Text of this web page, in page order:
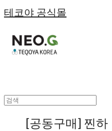
테코야 공식몰
[공동구매] 찐하